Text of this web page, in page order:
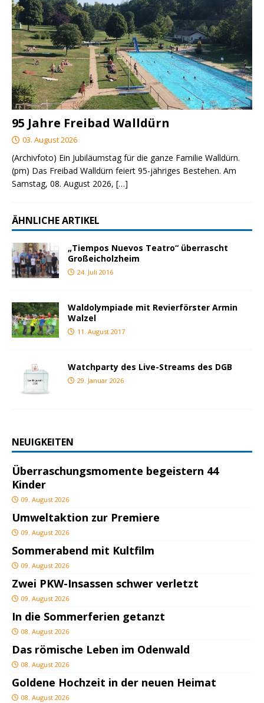
95 Jahre Freibad Walldürn
03. August 2026
(Archivfoto) Ein Jubiläumstag für die ganze Familie Walldürn.
(pm) Das Freibad Walldürn feiert 95-jähriges Bestehen. Am
Samstag, 08. August 2026, […]
ÄHNLICHE ARTIKEL
„Tiempos Nuevos Teatro“ überrascht
Großeicholzheim
24. Juli 2016
Waldolympiade mit Revierförster Armin
Walzel
11. August 2017
Watchparty des Live-Streams des DGB
29. Januar 2026
NEUIGKEITEN
Überraschungsmomente begeistern 44
Kinder
09. August 2026
Umweltaktion zur Premiere
09. August 2026
Sommerabend mit Kultfilm
09. August 2026
Zwei PKW-Insassen schwer verletzt
09. August 2026
In die Sommerferien getanzt
08. August 2026
Das römische Leben im Odenwald
08. August 2026
Goldene Hochzeit in der neuen Heimat
08. August 2026